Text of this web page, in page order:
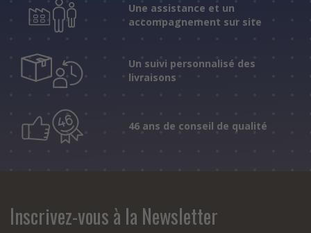
Une assistance et un
accompagnement sur site
Un suivi personnalisé des
livraisons
46 ans de conseil de qualité
Inscrivez-vous à la Newsletter